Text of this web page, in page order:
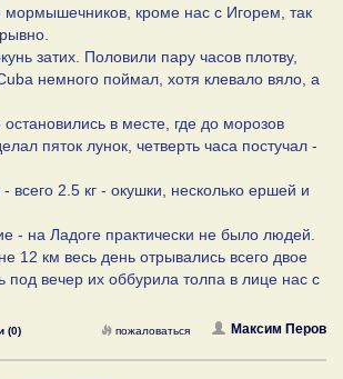
мормышечников, кроме нас с Игорем, так
затих. Половили пару часов плотву,
немного поймал, хотя клевало вяло, а
в месте, где до морозов
пяток лунок, четверть часа постучал -
всего 2.5 кг - окушки, несколько ершей и
- на Ладоге практически не было людей.
12 км весь день отрывались всего двое
вечер их оббурила толпа в лице нас с
(0) Максим Перов
пожаловаться